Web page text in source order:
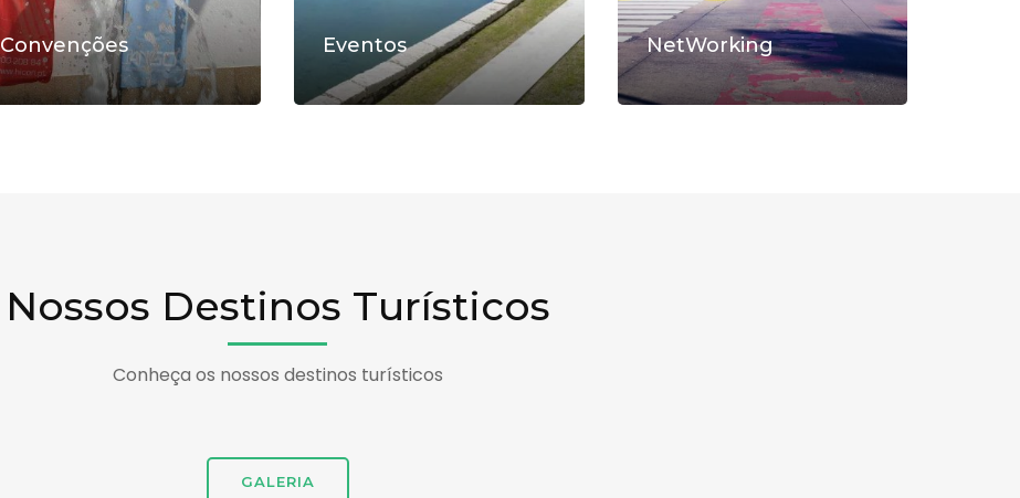
Convenções Eventos NetWorking
Nossos Destinos Turísticos
Conheça os nossos destinos turísticos
GALERIA